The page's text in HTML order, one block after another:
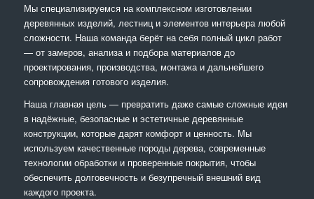
Мы специализируемся на комплексном изготовлении
деревянных изделий, лестниц и элементов интерьера любой
сложности. Наша команда берёт на себя полный цикл работ
— от замеров, анализа и подбора материалов до
проектирования, производства, монтажа и дальнейшего
сопровождения готового изделия.
Наша главная цель — превратить даже самые сложные идеи
в надёжные, безопасные и эстетичные деревянные
конструкции, которые дарят комфорт и ценность. Мы
используем качественные породы дерева, современные
технологии обработки и проверенные покрытия, чтобы
обеспечить долговечность и безупречный внешний вид
каждого проекта.